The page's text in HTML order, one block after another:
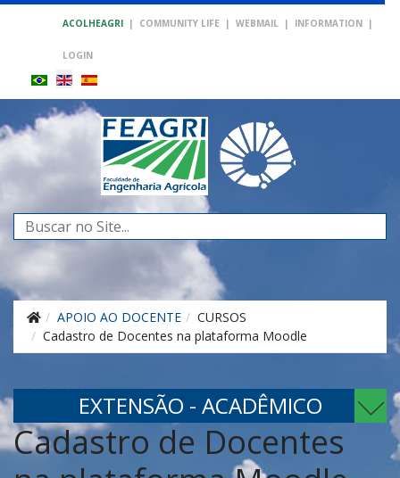
ACOLHEAGRI | COMMUNITY LIFE | WEBMAIL | INFORMATION |
LOGIN
Search
...
APOIO AO DOCENTE
CURSOS
Cadastro de Docentes na plataforma Moodle
EXTENSÃO - ACADÊMICO
Cadastro de Docentes